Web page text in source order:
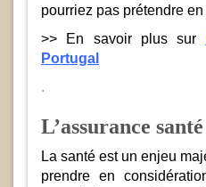
pourriez pas prétendre
>> En savoir plus sur
Portugal
.
L’assurance
La santé est un enjeu
prendre en